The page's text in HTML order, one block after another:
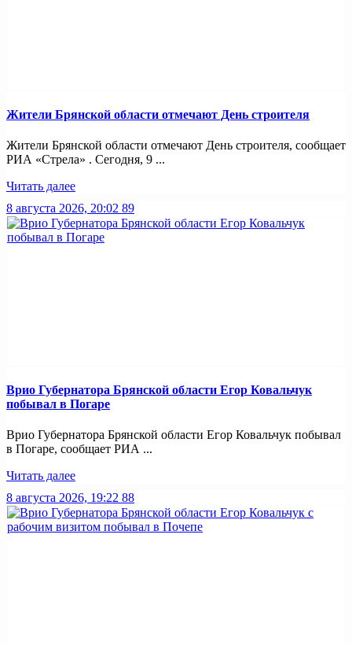
Жители Брянской области отмечают День строителя
Жители Брянской области отмечают День строителя, сообщает
РИА «Стрела» . Сегодня, 9 ...
Читать далее
8 августа 2026, 20:02 89
Врио Губернатора Брянской области Егор Ковальчук
побывал в Погаре
Врио Губернатора Брянской области Егор Ковальчук побывал
в Погаре, сообщает РИА ...
Читать далее
8 августа 2026, 19:22 88